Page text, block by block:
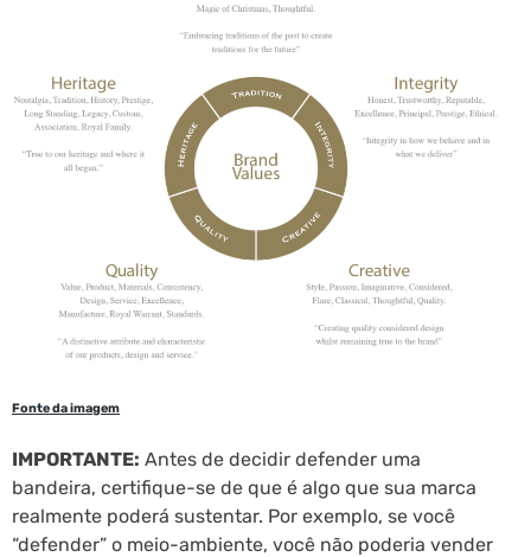
Fonte da imagem
IMPORTANTE: Antes de decidir defender uma
bandeira, certifique-se de que é algo que sua marca
realmente poderá sustentar. Por exemplo, se você
“defender” o meio-ambiente, você não poderia vender